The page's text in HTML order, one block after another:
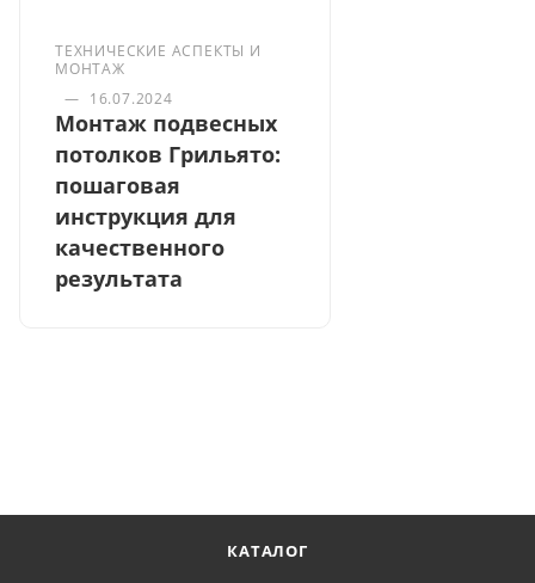
ТЕХНИЧЕСКИЕ АСПЕКТЫ И
МОНТАЖ
— 16.07.2024
Монтаж подвесных
потолков Грильято:
пошаговая
инструкция для
качественного
результата
КАТАЛОГ